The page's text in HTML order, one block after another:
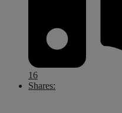
16
Shares: